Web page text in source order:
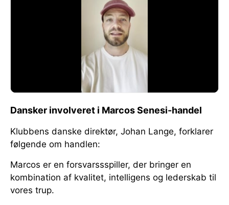
Dansker involveret i Marcos Senesi-handel
Klubbens danske direktør, Johan Lange, forklarer
følgende om handlen:
Marcos er en forsvarssspiller, der bringer en
kombination af kvalitet, intelligens og lederskab til
vores trup.